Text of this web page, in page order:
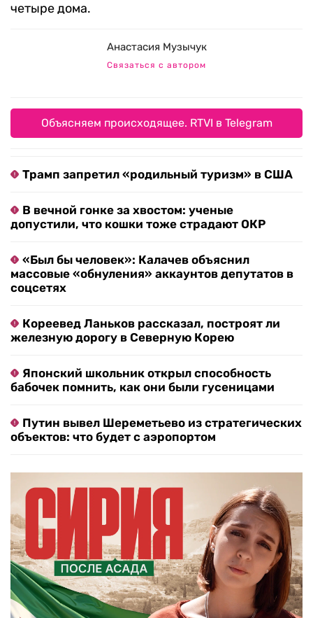
четыре дома.
Анастасия Музычук
Связаться с автором
Объясняем происходящее. RTVI в Telegram
Трамп запретил «родильный туризм» в США
В вечной гонке за хвостом: ученые
допустили, что кошки тоже страдают ОКР
«Был бы человек»: Калачев объяснил
массовые «обнуления» аккаунтов депутатов в
соцсетях
Кореевед Ланьков рассказал, построят ли
железную дорогу в Северную Корею
Японский школьник открыл способность
бабочек помнить, как они были гусеницами
Путин вывел Шереметьево из стратегических
объектов: что будет с аэропортом